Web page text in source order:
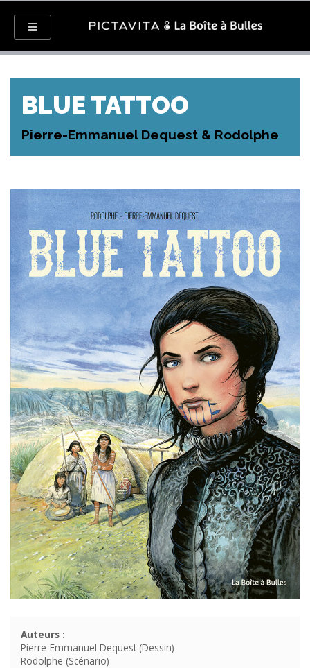
BLUE TATTOO
Pierre-Emmanuel Dequest & Rodolphe
Auteurs :
Pierre-Emmanuel Dequest (Dessin)
Rodolphe (Scénario)